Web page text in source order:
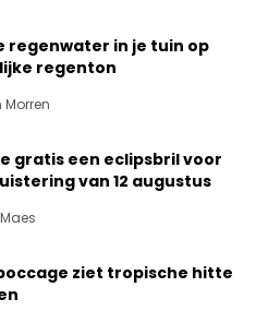
regenwater in je tuin op
regenton
gratis een eclipsbril voor
van 12 augustus
ziet tropische hitte